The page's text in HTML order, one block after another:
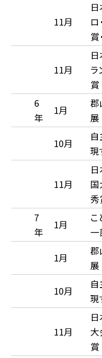
11月
賞
11月
ラ
賞
6
年
1月
郡
10月
現
11月
国
秀
7
年
1月
1月
郡
10月
現
11月
大
賞